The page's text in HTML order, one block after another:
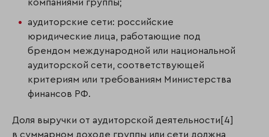
компаниями группы;
аудиторские сети: российские
юридические лица, работающие под
брендом международной или национальной
аудиторской сети, соответствующей
критериям или требованиям Министерства
финансов РФ.
Доля выручки от аудиторской деятельности[4]
в суммарном доходе группы или сети должна